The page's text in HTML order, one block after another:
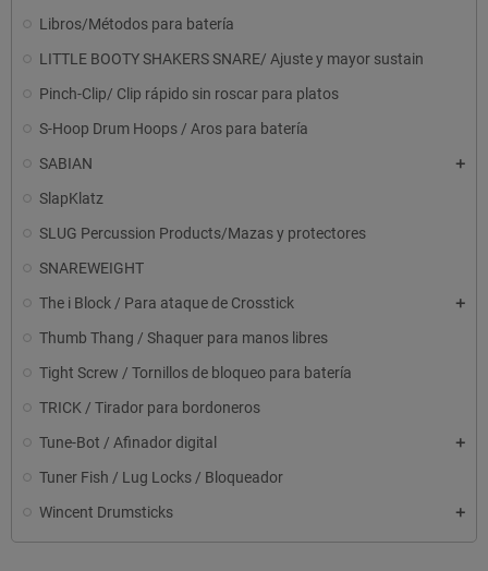
Libros/Métodos para batería
LITTLE BOOTY SHAKERS SNARE/ Ajuste y mayor sustain
Pinch-Clip/ Clip rápido sin roscar para platos
S-Hoop Drum Hoops / Aros para batería
SABIAN
SlapKlatz
SLUG Percussion Products/Mazas y protectores
SNAREWEIGHT
The i Block / Para ataque de Crosstick
Thumb Thang / Shaquer para manos libres
Tight Screw / Tornillos de bloqueo para batería
TRICK / Tirador para bordoneros
Tune-Bot / Afinador digital
Tuner Fish / Lug Locks / Bloqueador
Wincent Drumsticks